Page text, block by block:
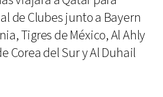
de Clubes junto a Bayern
Tigres de México, Al Ahly
Corea del Sur y Al Duhail